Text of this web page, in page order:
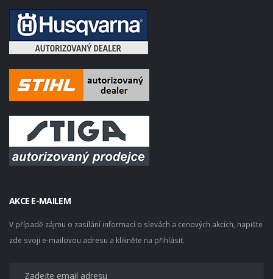
AKCE E-MAILEM
V případě zájmu o zasílání informací o slevách a cenových akcích, napište
zde svoji e-mailovou adresu a klikněte na přihlásit.